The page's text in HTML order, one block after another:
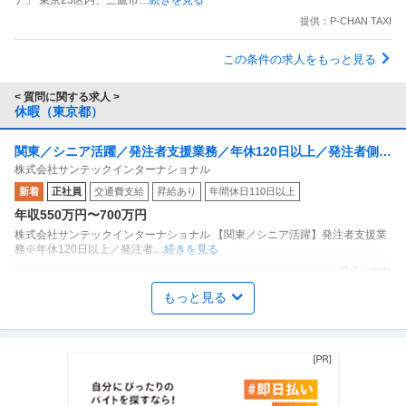
提供：P-CHAN TAXI
この条件の求人をもっと見る
< 質問に関する求人 >
休暇（東京都）
関東／シニア活躍／発注者支援業務／年休120日以上／発注者側／
官公庁で内勤／残業20h程度
株式会社サンテックインターナショナル
新着 正社員 交通費支給 昇給あり 年間休日110日以上
年収550万円〜700万円
株式会社サンテックインターナショナル 【関東／シニア活躍】発注者支援業
務※年休120日以上／発注者…続きを見る
プロダクトマネージャー（UX担当）
株式会社スタンバイ
画担当者として以下のような業務
もっと見る